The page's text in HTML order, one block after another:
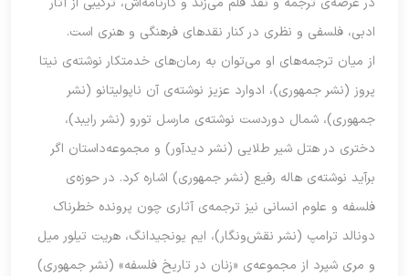
ادبی، فلسفی و نظری در کنار نقدهای فرهنگی و هنری است.
از میان ترجمه‌های او می‌توان به رمان‌های خدمتکار نوشته‌ی نیتا
پروز (نشر جمهوری)، ادوارد عزیز نوشته‌ی آن ناپولیتانو (نشر
جمهوری)، شمال دوردست نوشته‌ی مارسل تورو (نشر رایبد)،
دختری در هتل شیر طلایی (نشر دیدآور) و مجموعه‌داستان اگر
برآید نوشته‌ی هاله رفیع (نشر جمهوری) اشاره کرد. در حوزه‌ی
فلسفه و علوم انسانی نیز ترجمه‌ی آثاری چون پرونده خطرناک
دونالد ترامپ (نشر نقش‌ونگار)، ایم یونجیدانگ، هریت تیلور میل
و مری شپرد از مجموعه‌ی «زنان در تاریخ فلسفه» (نشر جمهوری)